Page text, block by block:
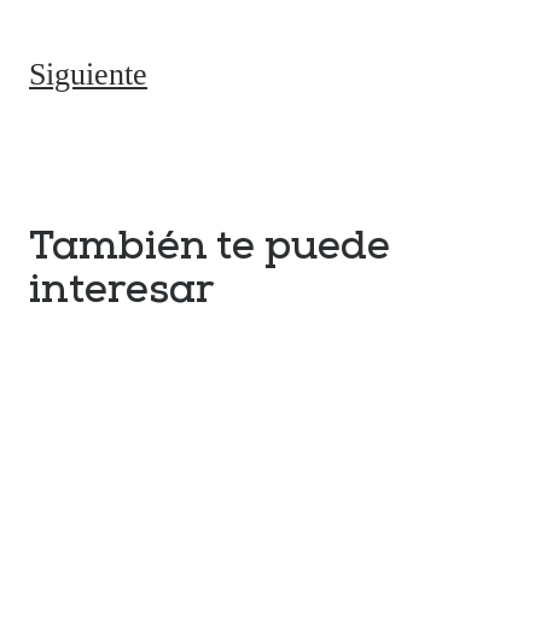
Siguiente
También te puede
interesar